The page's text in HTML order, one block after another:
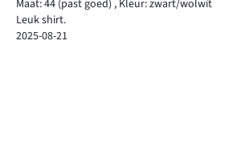
Maat: 44 (past goed) , Kleur: zwart/wolwit
Leuk shirt.
2025-08-21